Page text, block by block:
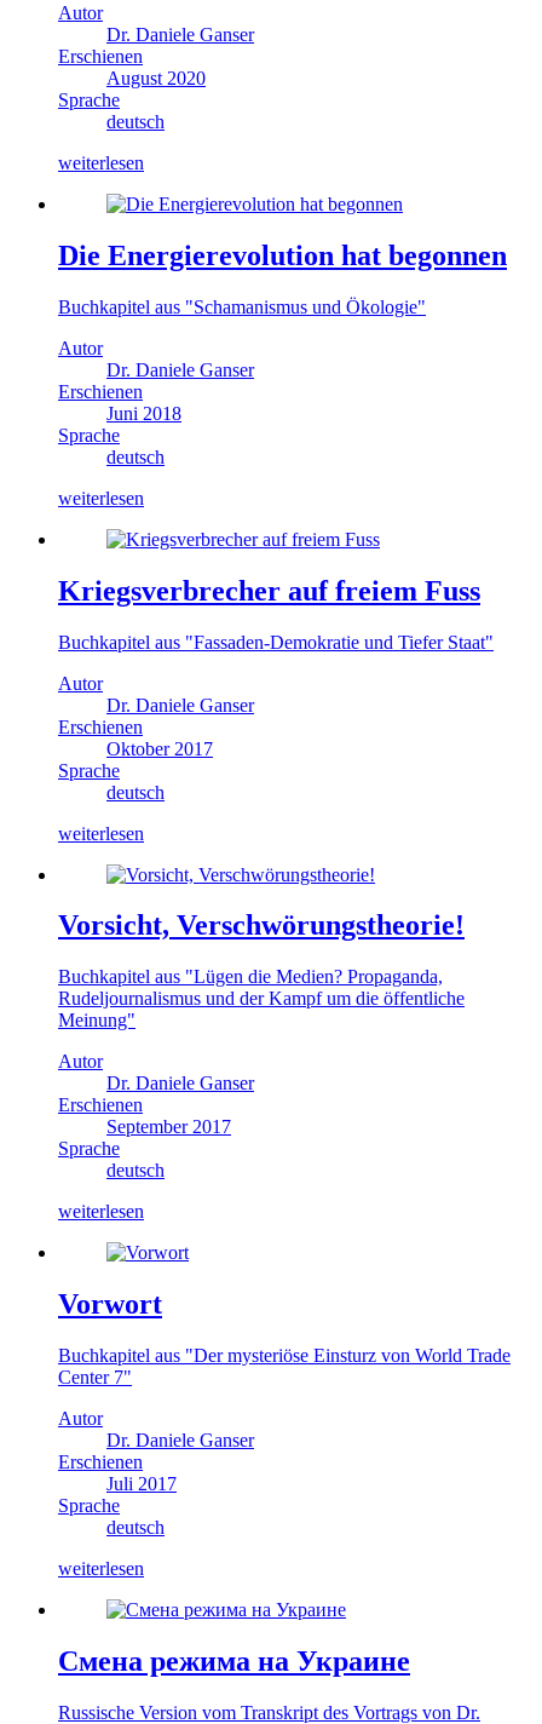
Autor
Dr. Daniele Ganser
Erschienen
August 2020
Sprache
deutsch
weiterlesen
Die Energierevolution hat begonnen
Buchkapitel aus "Schamanismus und Ökologie"
Autor
Dr. Daniele Ganser
Erschienen
Juni 2018
Sprache
deutsch
weiterlesen
Kriegsverbrecher auf freiem Fuss
Buchkapitel aus "Fassaden-Demokratie und Tiefer Staat"
Autor
Dr. Daniele Ganser
Erschienen
Oktober 2017
Sprache
deutsch
weiterlesen
Vorsicht, Verschwörungstheorie!
Buchkapitel aus "Lügen die Medien? Propaganda,
Rudeljournalismus und der Kampf um die öffentliche
Meinung"
Autor
Dr. Daniele Ganser
Erschienen
September 2017
Sprache
deutsch
weiterlesen
Vorwort
Buchkapitel aus "Der mysteriöse Einsturz von World Trade
Center 7"
Autor
Dr. Daniele Ganser
Erschienen
Juli 2017
Sprache
deutsch
weiterlesen
Смена режима на Украине
Russische Version vom Transkript des Vortrags von Dr.